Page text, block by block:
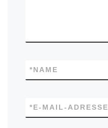
NAME
*
E-MAIL-ADRESSE
*